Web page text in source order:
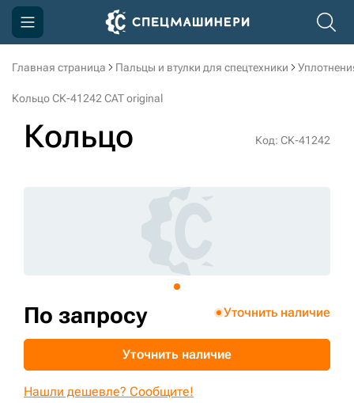
Главная страница Пальцы и втулки для спецтехники
Кольцо СК-41242 CAT original
Кольцо Код: СК-41242
По запросу Уточнить наличие
Уточнить наличие
Нашли дешевле? Сообщите!
Компания
Доставка и оплата
+7 (499) 394-50-93